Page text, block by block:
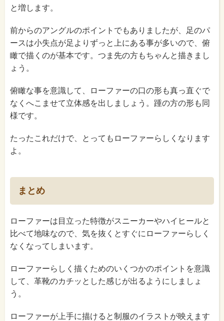
と増します。
前からのアングルのポイントでもありましたが、足のパ
ースは小失点が足よりずっと上にある事が多いので、俯
瞰で描くのが基本です。つま先の方もちゃんと描きまし
ょう。
俯瞰な事を意識して、ローファーの口の形も真っ直ぐで
なくへこませて立体感を出しましょう。踵の方の形も同
様です。
たったこれだけで、とってもローファーらしくなります
よ。
まとめ
ローファーは目立った特徴がスニーカーやハイヒールと
比べて地味なので、気を抜くとすぐにローファーらしく
なくなってしまいます。
ローファーらしく描くためのいくつかのポイントを意識
して、革靴のカチッとした感じが出るようにしましょ
う。
ローファーが上手に描けると制服のイラストが映えます